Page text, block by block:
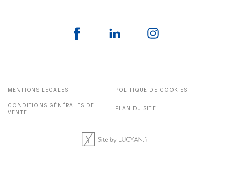
MENTIONS LÉGALES POLITIQUE DE COOKIES
CONDITIONS GÉNÉRALES DE
VENTE
PLAN DU SITE